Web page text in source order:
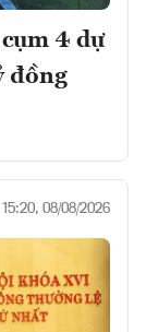
4 dự
đồng
15:20, 08/08/2026